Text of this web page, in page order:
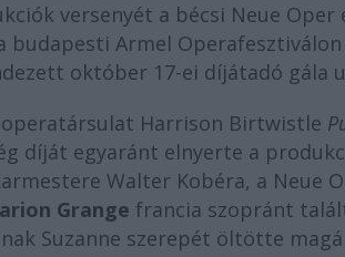
versenyét a bécsi Neue
budapesti Armel
október 17-ei díjátadó gála
operatársulat Harrison Birtwistle
díját egyaránt elnyerte a
Walter Kobéra, a Neue
Grange francia szopránt
Suzanne szerepét öltötte